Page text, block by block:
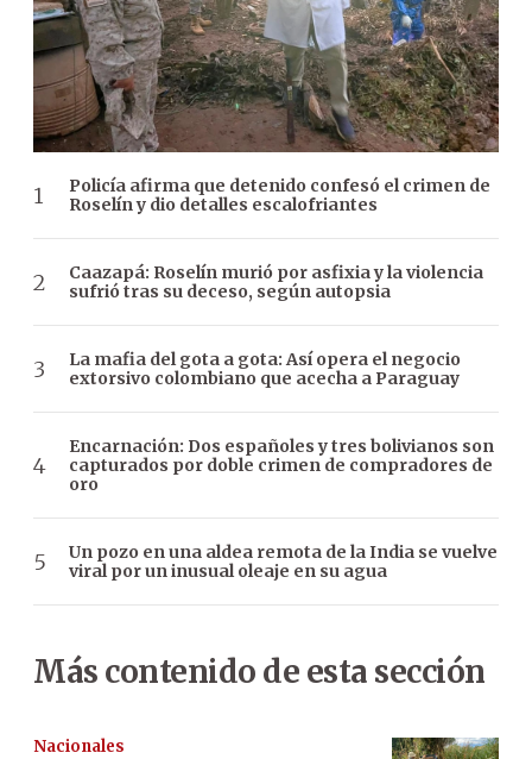
Policía afirma que detenido confesó el crimen de
Roselín y dio detalles escalofriantes
Caazapá: Roselín murió por asfixia y la violencia
sufrió tras su deceso, según autopsia
La mafia del gota a gota: Así opera el negocio
extorsivo colombiano que acecha a Paraguay
Encarnación: Dos españoles y tres bolivianos son
capturados por doble crimen de compradores de
oro
Un pozo en una aldea remota de la India se vuelve
viral por un inusual oleaje en su agua
Más contenido de esta sección
Nacionales